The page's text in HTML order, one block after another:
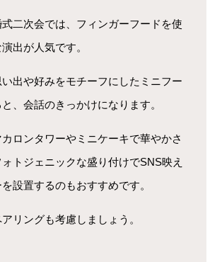
二次会では、フィンガーフードを使
出が人気です。
出や好みをモチーフにしたミニフー
、会話のきっかけになります。
ロンタワーやミニケーキで華やかさ
トジェニックな盛り付けでSNS映え
設置するのもおすすめです。
リングも考慮しましょう。